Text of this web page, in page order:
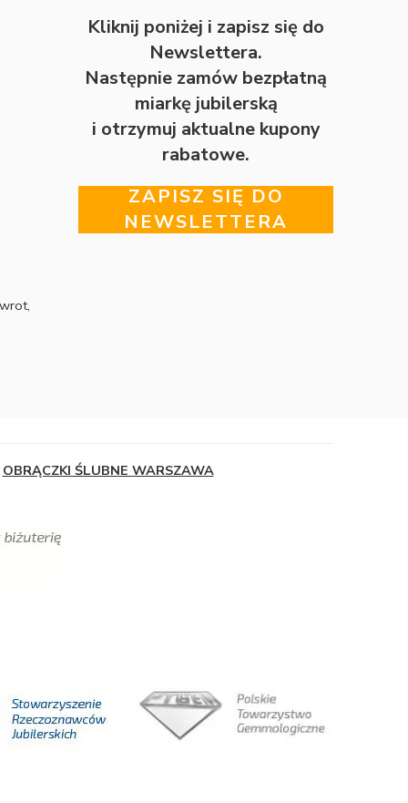
Kliknij poniżej i zapisz się do
Newslettera.
Następnie zamów bezpłatną
miarkę jubilerską
i otrzymuj aktualne kupony
rabatowe.
ZAPISZ SIĘ DO
NEWSLETTERA
OBRĄCZKI ŚLUBNE WARSZAWA